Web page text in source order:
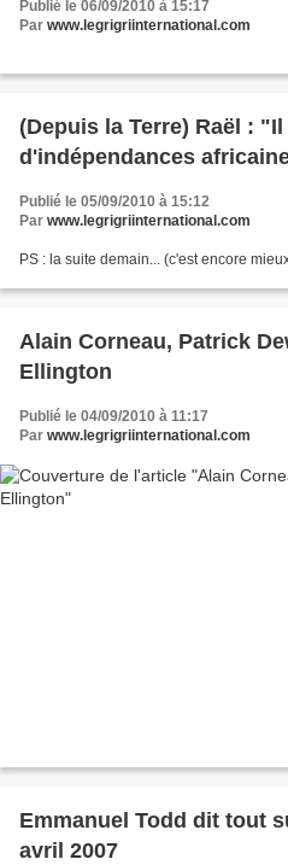
Publié le 06/09/2010 à 15:17
Par www.legrigriinternational.com
(Depuis la Terre) Raël :
d'indépendances
Publié le 05/09/2010 à 15:12
Par www.legrigriinternational.com
PS : la suite demain... (c'est encore
Alain Corneau, Patrick
Ellington
Publié le 04/09/2010 à 11:17
Par www.legrigriinternational.com
Emmanuel Todd dit tout
avril 2007